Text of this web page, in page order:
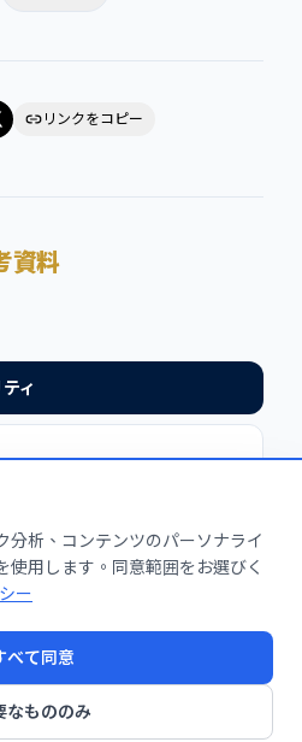
分析、コンテンツのパーソナライ
用します。同意範囲をお選びく
ー
べて同意
なもののみ
リンクをコピー
資料
ィ
貴社に活用しません
か？
断を申し込む